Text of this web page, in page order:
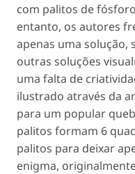
com palitos de
entanto, os autores
apenas uma solução,
outras soluções
uma falta de
ilustrado através da
para um popular
palitos formam 6
palitos para deixar
enigma,